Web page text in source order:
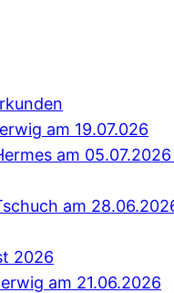
am 19.07.026
am
am
2026
am 21.06.2026